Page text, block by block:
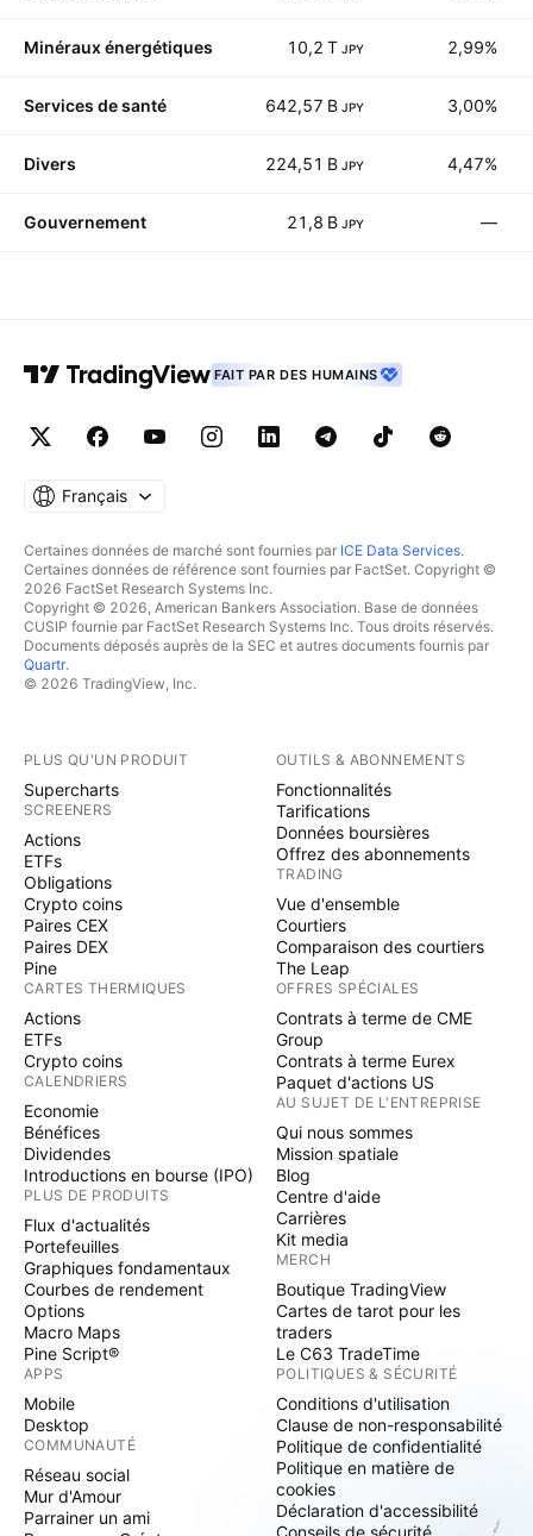
Minéraux énergétiques 10,2 T JPY 2,99%
Services de santé 642,57 B JPY 3,00%
Divers 224,51 B JPY 4,47%
Gouvernement 21,8 B JPY —
FAIT PAR DES HUMAINS
Français
Certaines données de marché sont fournies par ICE Data Services.
Certaines données de référence sont fournies par FactSet. Copyright ©
2026 FactSet Research Systems Inc.
Copyright © 2026, American Bankers Association. Base de données
CUSIP fournie par FactSet Research Systems Inc. Tous droits réservés.
Documents déposés auprès de la SEC et autres documents fournis par
Quartr.
© 2026 TradingView, Inc.
PLUS QU'UN PRODUIT
Supercharts
SCREENERS
Actions
ETFs
Obligations
Crypto coins
Paires CEX
Paires DEX
Pine
CARTES THERMIQUES
Actions
ETFs
Crypto coins
CALENDRIERS
Economie
Bénéfices
Dividendes
Introductions en bourse (IPO)
PLUS DE PRODUITS
Flux d'actualités
Portefeuilles
Graphiques fondamentaux
Courbes de rendement
Options
Macro Maps
Pine Script®
APPS
Mobile
Desktop
COMMUNAUTÉ
Réseau social
Mur d'Amour
Parrainer un ami
OUTILS & ABONNEMENTS
Fonctionnalités
Tarifications
Données boursières
Offrez des abonnements
TRADING
Vue d'ensemble
Courtiers
Comparaison des courtiers
The Leap
OFFRES SPÉCIALES
Contrats à terme de CME
Group
Contrats à terme Eurex
Paquet d'actions US
AU SUJET DE L'ENTREPRISE
Qui nous sommes
Mission spatiale
Blog
Centre d'aide
Carrières
Kit media
MERCH
Boutique TradingView
Cartes de tarot pour les
traders
Le C63 TradeTime
POLITIQUES & SÉCURITÉ
Conditions d'utilisation
Clause de non-responsabilité
Politique de confidentialité
Politique en matière de
cookies
Déclaration d'accessibilité
Conseils de sécurité